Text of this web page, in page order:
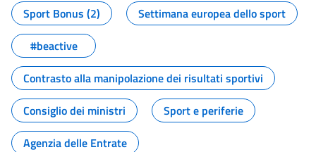
Sport Bonus (2)
Settimana europea dello sport
#beactive
Contrasto alla manipolazione dei risultati sportivi
Consiglio dei ministri
Sport e periferie
Agenzia delle Entrate